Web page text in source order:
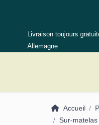
Livraison toujours
Allemagne
Accueil
Sur-